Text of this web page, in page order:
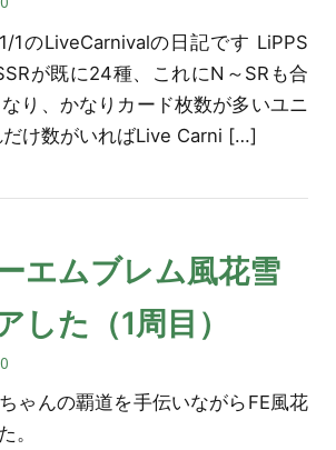
1のLiveCarnivalの日記です LiPPS
が既に24種、これにN～SRも合
り、かなりカード枚数が多いユニ
だけ数がいればLive Carni […]
エムブレム風花雪
した（1周目）
0
ゃんの覇道を手伝いながらFE風花
。